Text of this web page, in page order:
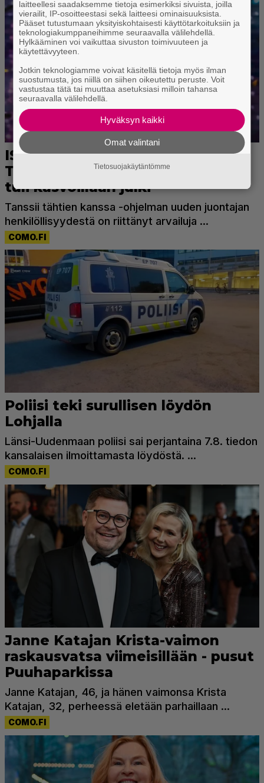
laitteellesi saadaksemme tietoja esimerkiksi sivuista, joilla
vierailit, IP-osoitteestasi sekä laitteesi ominaisuuksista.
Pääset tutustumaan yksityiskohtaisesti käyttötarkoituksiin ja
teknologiakumppaneihimme seuraavalla välilehdellä.
Hylkääminen voi vaikuttaa sivuston toimivuuteen ja
käytettävyyteen.
Jotkin teknologiamme voivat käsitellä tietoja myös ilman
suostumusta, jos niillä on siihen oikeutettu peruste. Voit
vastustaa tätä tai muuttaa asetuksiasi milloin tahansa
seuraavalla välilehdellä.
Hyväksyn kaikki
Omat valintani
Tietosuojakäytäntömme